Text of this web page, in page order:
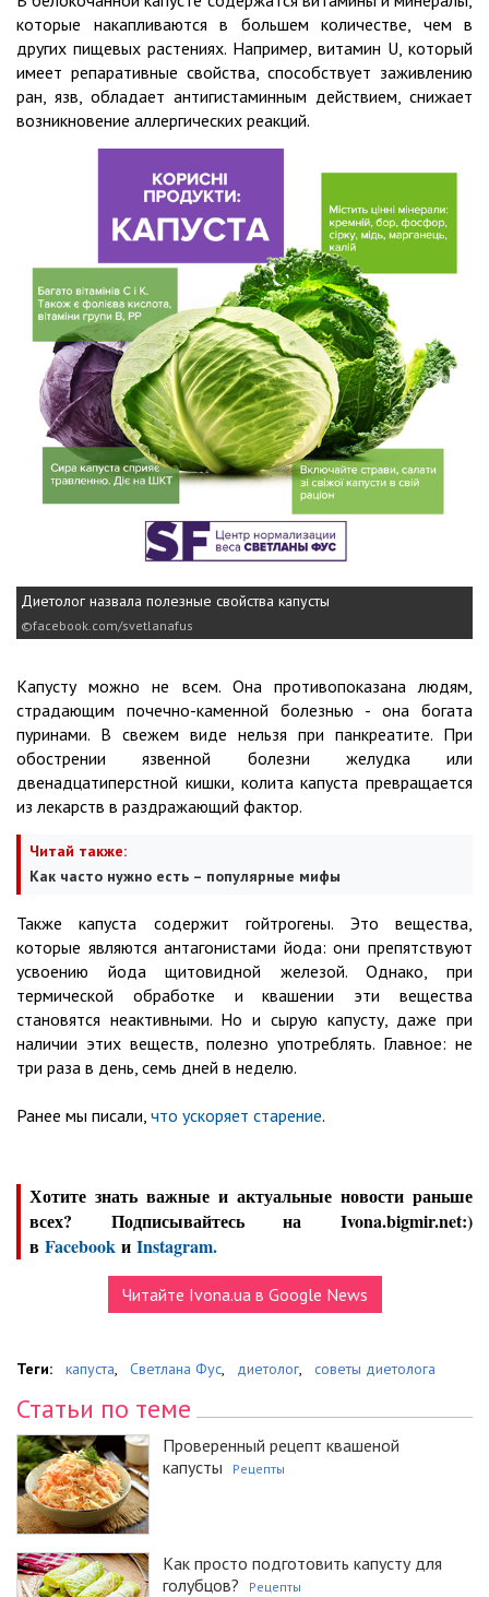
которые накапливаются в большем количестве, чем в
других пищевых растениях. Например, витамин U, который
имеет репаративные свойства, способствует заживлению
ран, язв, обладает антигистаминным действием, снижает
возникновение аллергических реакций.
Диетолог назвала полезные свойства капусты
facebook.com/svetlanafus
Капусту можно не всем. Она противопоказана людям,
страдающим почечно-каменной болезнью - она ​​богата
пуринами. В свежем виде нельзя при панкреатите. При
обострении язвенной болезни желудка или
двенадцатиперстной кишки, колита капуста превращается
из лекарств в раздражающий фактор.
Читай также:
Как часто нужно есть – популярные мифы
Также капуста содержит гойтрогены. Это вещества,
которые являются антагонистами йода: они препятствуют
усвоению йода щитовидной железой. Однако, при
термической обработке и квашении эти вещества
становятся неактивными. Но и сырую капусту, даже при
наличии этих веществ, полезно употреблять. Главное: не
три раза в день, семь дней в неделю.
Ранее мы писали, что ускоряет старение.
Хотите знать важные и актуальные новости раньше
всех? Подписывайтесь на Ivona.bigmir.net:)
в Facebook и Instagram.
Читайте Ivona.ua в Google News
Теги: капуста, Светлана Фус, диетолог, советы диетолога
Статьи по теме
Проверенный рецепт квашеной
капусты
Рецепты
Как просто подготовить капусту для
голубцов?
Рецепты